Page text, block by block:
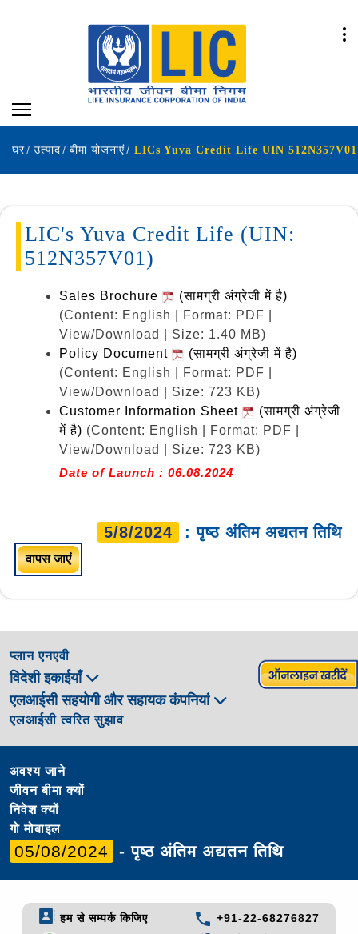
घर उत्पाद बीमा योजनाएं LICs Yuva Credit Life UIN 512N357V01
LIC's Yuva Credit Life (UIN:
512N357V01)
Sales Brochure
(सामग्री अंग्रेजी में है)
(Content: English | Format: PDF |
View/Download | Size: 1.40 MB)
Policy Document
(सामग्री अंग्रेजी में है)
(Content: English | Format: PDF |
View/Download | Size: 723 KB)
Customer Information Sheet
(सामग्री अंग्रेजी
में है) (Content: English | Format: PDF |
View/Download | Size: 723 KB)
Date of Launch : 06.08.2024
5/8/2024 : पृष्ठ अंतिम अद्यतन तिथि
वापस जाएं
प्लान एनएवी
विदेशी इकाईयाँ
एलआईसी सहयोगी और सहायक कंपनियां
एलआईसी त्वरित सुझाव
अवश्य जाने
जीवन बीमा क्यों
निवेश क्यों
गो मोबाइल
05/08/2024 - पृष्ठ अंतिम अद्यतन तिथि
हम से सम्पर्क किजिए
+91-22-68276827